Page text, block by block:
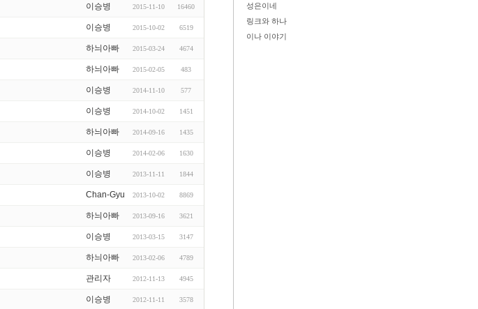
이승병 2015-11-10 16460
이승병 2015-10-02 6519
하늬아빠 2015-03-24 4674
하늬아빠 2015-02-05 483
이승병 2014-11-10 577
이승병 2014-10-02 1451
하늬아빠 2014-09-16 1435
이승병 2014-02-06 1630
이승병 2013-11-11 1844
Chan-Gyu 2013-10-02 8869
하늬아빠 2013-09-16 3621
이승병 2013-03-15 3147
하늬아빠 2013-02-06 4789
관리자 2012-11-13 4945
이승병 2012-11-11 3578
성은이네
링크와 하나
이나 이야기